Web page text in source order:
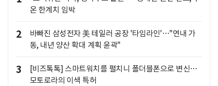
온 한계치 임박
2
바빠진 삼성전자 美 테일러 공장 '타임라인'…"연내 가
동, 내년 양산 확대 계획 윤곽"
3
[비즈톡톡] 스마트워치를 펼치니 폴더블폰으로 변신…
모토로라의 이색 특허